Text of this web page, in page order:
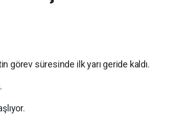
görev süresinde ilk yarı geride kaldı.